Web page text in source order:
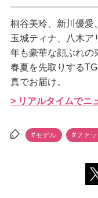
桐谷美玲、新川優愛
玉城ティナ、八木ア
年も豪華な顔ぶれの
春夏を先取りする
真でお届け。
> リアルタイムでニ
#モデル #ファッ